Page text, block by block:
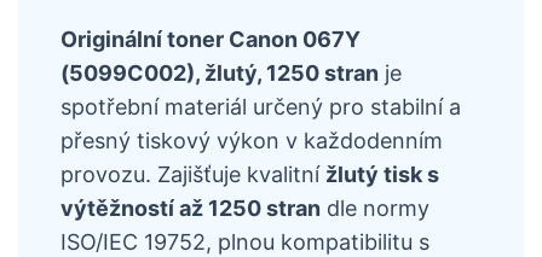
Originální toner Canon 067Y
(5099C002), žlutý, 1250 stran je
spotřební materiál určený pro stabilní a
přesný tiskový výkon v každodenním
provozu. Zajišťuje kvalitní žlutý tisk s
výtěžností až 1250 stran dle normy
ISO/IEC 19752, plnou kompatibilitu s